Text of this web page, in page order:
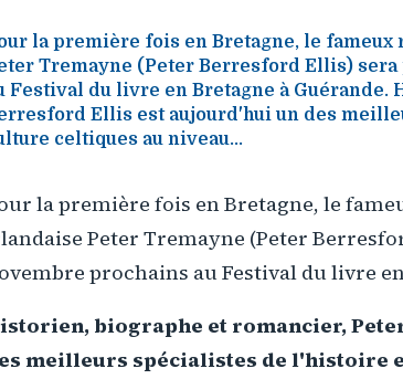
la première fois en Bretagne, le
Tremayne (Peter Berresford Ellis)
Festival du livre en Bretagne à
Ellis est aujourd'hui un des
celtiques au niveau...
la première fois en Bretagne, le
Peter Tremayne (Peter
prochains au Festival du livre
biographe et romancier,
meilleurs spécialistes de l'histoire